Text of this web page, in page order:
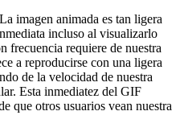
imagen animada es tan ligera
incluso al visualizarlo
frecuencia requiere de nuestra
a reproducirse con una ligera
de la velocidad de nuestra
Esta inmediatez del GIF
que otros usuarios vean nuestra